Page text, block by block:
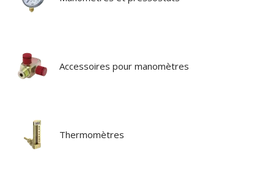
Accessoires pour manomètres
Thermomètres